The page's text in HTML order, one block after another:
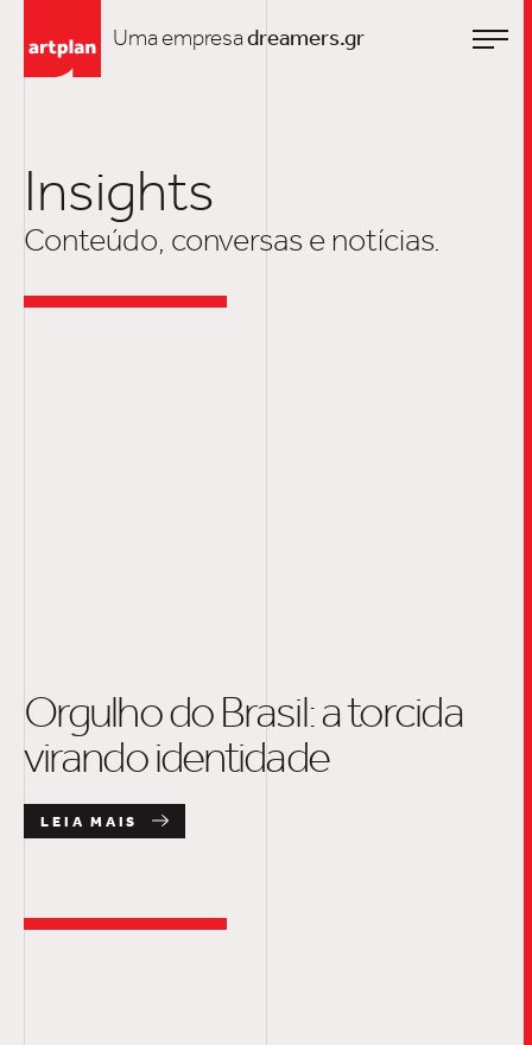
Uma empresadreamers.gr
Insights
Conteúdo, conversas e notícias.
Orgulho do Brasil: a torcida
virando identidade
LEIA MAIS